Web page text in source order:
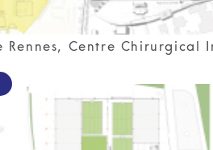
Rennes, Centre